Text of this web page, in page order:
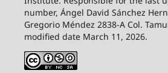
number, Ángel David Sánchez
Gregorio Méndez 2838-A Col.
modified date March 11, 2026.